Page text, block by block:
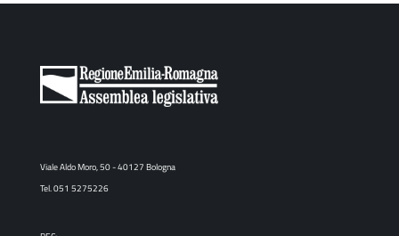
Viale Aldo Moro, 50 - 40127 Bologna
Tel. 051 5275226